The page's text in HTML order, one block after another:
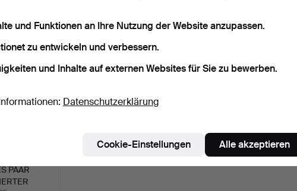
die mit Ihrer Suche übereinstimmen.
PAAR
und Funktionen an Ihre Nutzung der Website anzupassen.
zu entwickeln und verbessern.
und Inhalte auf externen Websites für Sie zu bewerben.
Datenschutzerklärung
Cookie-Einstellungen Alle akzeptieren